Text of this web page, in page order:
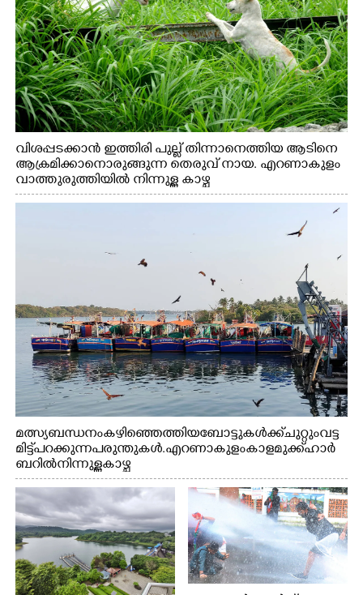
വിശപ്പടക്കാൻ ഇത്തിരി പുല്ല് തിന്നാനെത്തിയ ആടിനെ
ആക്രമിക്കാനൊരുങ്ങുന്ന തെരുവ് നായ. എറണാകുളം
വാത്തുരുത്തിയിൽ നിന്നുള്ള കാഴ്ച
മത്സ്യബന്ധനം കഴിഞ്ഞെത്തിയ ബോട്ടുകൾക്ക് ചുറ്റും വട്ട
മിട്ട് പറക്കുന്ന പരുന്തുകൾ. എറണാകുളം കാളമുക്ക് ഹാർ
ബറിൽ നിന്നുള്ള കാഴ്ച